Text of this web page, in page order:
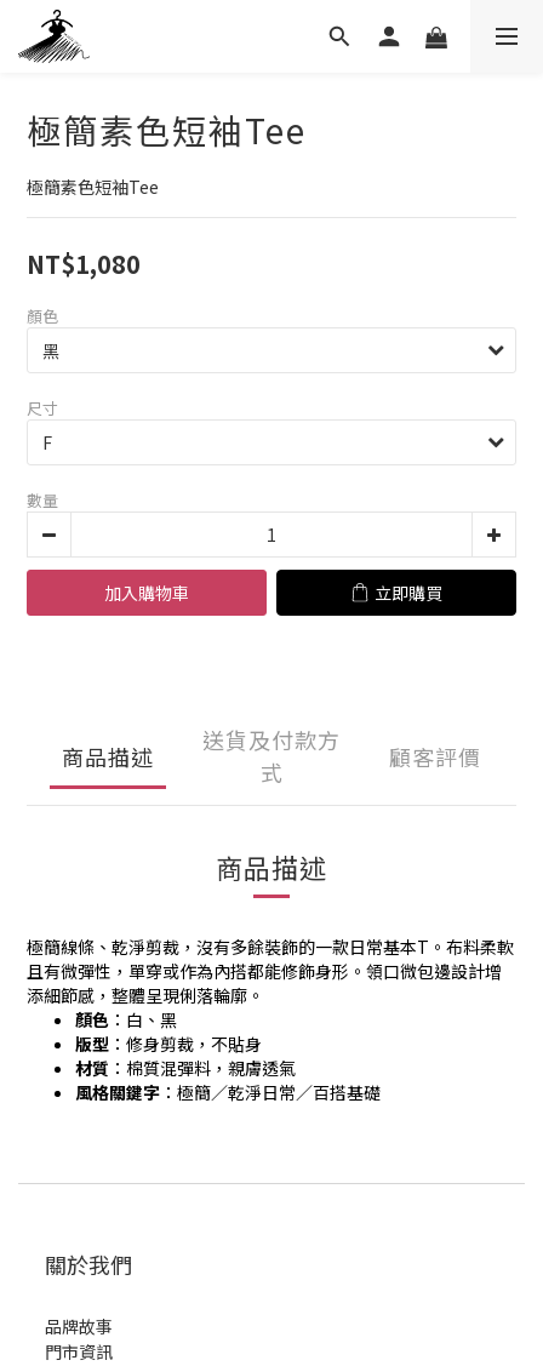
極簡素色短袖Tee
極簡素色短袖Tee
NT$1,080
顏色
尺寸
數量
加入購物車 立即購買
商品描述
送貨及付款方
式
顧客評價
商品描述
極簡線條、乾淨剪裁，沒有多餘裝飾的一款日常基本T。布料柔軟
且有微彈性，單穿或作為內搭都能修飾身形。領口微包邊設計增
添細節感，整體呈現俐落輪廓。
顏色 ：白、黑
版型 ：修身剪裁，不貼身
材質 ：棉質混彈料，親膚透氣
風格關鍵字 ：極簡／乾淨日常／百搭基礎
關於我們
品牌故事
門市資訊